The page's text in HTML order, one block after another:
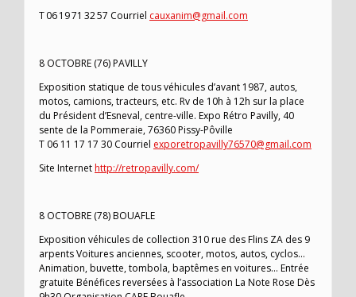
T 06 19 71 32 57 Courriel cauxanim@gmail.com
8 OCTOBRE (76) PAVILLY
Exposition statique de tous véhicules d’avant 1987, autos,
motos, camions, tracteurs, etc. Rv de 10h à 12h sur la place
du Président d’Esneval, centre-ville. Expo Rétro Pavilly, 40
sente de la Pommeraie, 76360 Pissy-Pôville
T 06 11 17 17 30 Courriel exporetropavilly76570@gmail.com
Site Internethttp://retropavilly.com/
8 OCTOBRE (78) BOUAFLE
Exposition véhicules de collection 310 rue des Flins ZA des 9
arpents Voitures anciennes, scooter, motos, autos, cyclos…
Animation, buvette, tombola, baptêmes en voitures… Entrée
gratuite Bénéfices reversées à l’association La Note Rose Dès